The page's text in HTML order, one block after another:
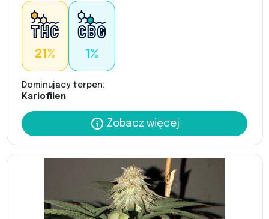
21% 1%
Dominujący terpen:
Kariofilen
Zobacz więcej